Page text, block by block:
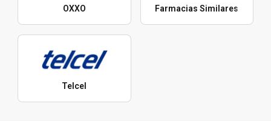
OXXO Farmacias Similares
Telcel